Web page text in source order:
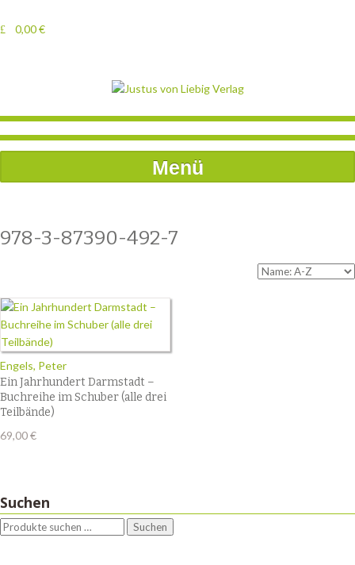
0,00€
Menü
978-3-87390-492-7
Engels, Peter
Ein Jahrhundert Darmstadt –
Buchreihe im Schuber (alle drei
Teilbände)
69,00€
Suchen
Suchen